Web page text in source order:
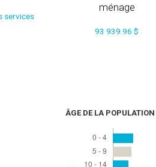
services
ménage
93 939.96 $
ÂGE DE LA POPULATION